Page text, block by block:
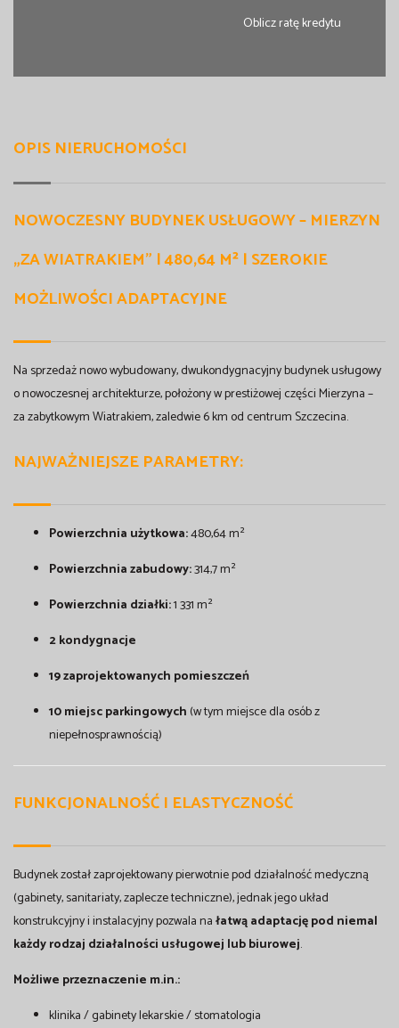
Oblicz ratę kredytu
OPIS NIERUCHOMOŚCI
NOWOCZESNY BUDYNEK USŁUGOWY – MIERZYN
„ZA WIATRAKIEM” | 480,64 M² | SZEROKIE
MOŻLIWOŚCI ADAPTACYJNE
Na sprzedaż nowo wybudowany, dwukondygnacyjny budynek usługowy
o nowoczesnej architekturze, położony w prestiżowej części Mierzyna –
za zabytkowym Wiatrakiem, zaledwie 6 km od centrum Szczecina.
NAJWAŻNIEJSZE PARAMETRY:
Powierzchnia użytkowa:480,64 m²
Powierzchnia zabudowy:314,7 m²
Powierzchnia działki:1 331 m²
2 kondygnacje
19 zaprojektowanych pomieszczeń
10 miejsc parkingowych (w tym miejsce dla osób z
niepełnosprawnością)
FUNKCJONALNOŚĆ I ELASTYCZNOŚĆ
Budynek został zaprojektowany pierwotnie pod działalność medyczną
(gabinety, sanitariaty, zaplecze techniczne), jednak jego układ
konstrukcyjny i instalacyjny pozwala nałatwą adaptację pod niemal
każdy rodzaj działalności usługowej lub biurowej.
Możliwe przeznaczenie m.in.:
klinika / gabinety lekarskie / stomatologia